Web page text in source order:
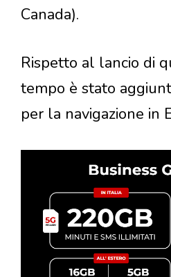
Canada).
Rispetto al lancio di
tempo è stato
per la navigazione in